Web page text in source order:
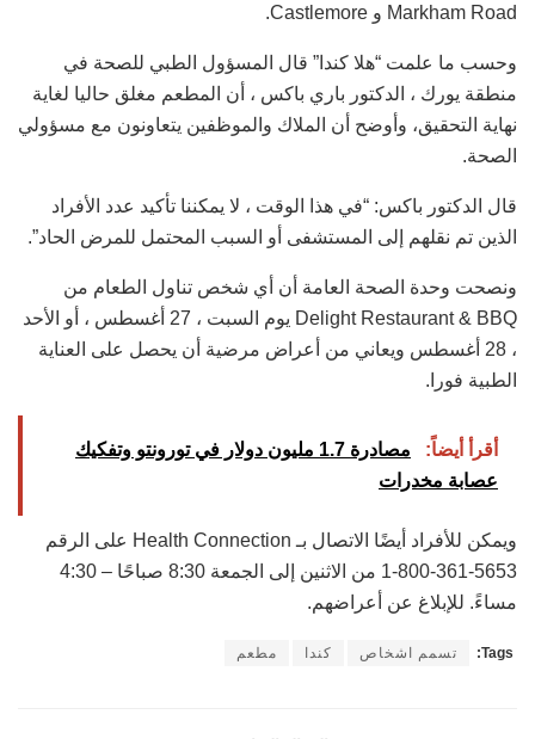
Markham Road و Castlemore.
وحسب ما علمت “هلا كندا” قال المسؤول الطبي للصحة في
منطقة يورك ، الدكتور باري باكس ، أن المطعم مغلق حاليا لغاية
نهاية التحقيق، وأوضح أن الملاك والموظفين يتعاونون مع مسؤولي
الصحة.
قال الدكتور باكس: “في هذا الوقت ، لا يمكننا تأكيد عدد الأفراد
الذين تم نقلهم إلى المستشفى أو السبب المحتمل للمرض الحاد”.
ونصحت وحدة الصحة العامة أن أي شخص تناول الطعام من
Delight Restaurant & BBQ يوم السبت ، 27 أغسطس ، أو الأحد
، 28 أغسطس ويعاني من أعراض مرضية أن يحصل على العناية
الطبية فورا.
أقرأ أيضاً:
مصادرة 1.7 مليون دولار في تورونتو وتفكيك
عصابة مخدرات
ويمكن للأفراد أيضًا الاتصال بـ Health Connection على الرقم
5653-361-800-1 من الاثنين إلى الجمعة 8:30 صباحًا – 4:30
مساءً. للإبلاغ عن أعراضهم.
Tags: تسمم اشخاص كندا مطعم